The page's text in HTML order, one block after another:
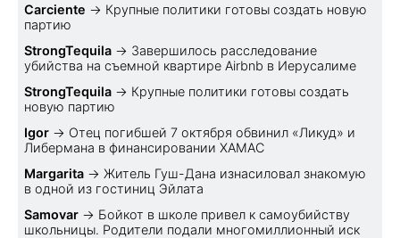
Carciente → Крупные политики готовы создать новую
партию
StrongTequila → Завершилось расследование
убийства на съемной квартире Airbnb в Иерусалиме
StrongTequila → Крупные политики готовы создать
новую партию
Igor → Отец погибшей 7 октября обвинил «Ликуд» и
Либермана в финансировании ХАМАС
Margarita → Житель Гуш-Дана изнасиловал знакомую
в одной из гостиниц Эйлата
Samovar → Бойкот в школе привел к самоубийству
школьницы. Родители подали многомиллионный иск